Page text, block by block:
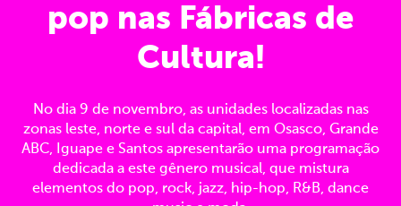
pop nas Fábricas de
Cultura!
No dia 9 de novembro, as unidades localizadas nas
zonas leste, norte e sul da capital, em Osasco, Grande
ABC, Iguape e Santos apresentarão uma programação
dedicada a este gênero musical, que mistura
elementos do pop, rock, jazz, hip-hop, R&B, dance